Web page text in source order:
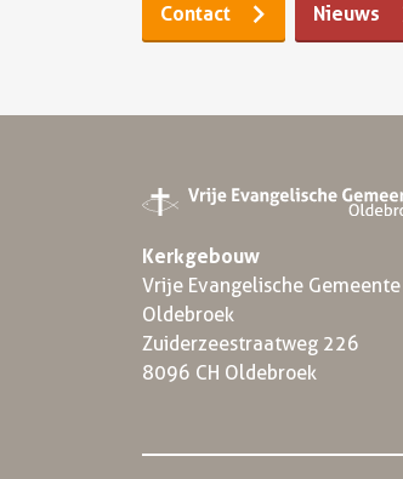
Contact Nieuws
Kerkgebouw
Vrije Evangelische Gemeente
Oldebroek
Zuiderzeestraatweg 226
8096 CH Oldebroek